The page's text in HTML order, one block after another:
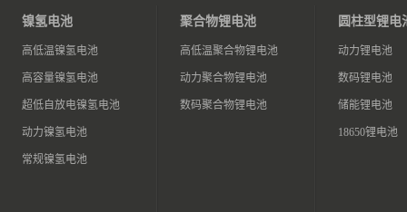
镍氢电池
高低温镍氢电池
高容量镍氢电池
超低自放电镍氢电池
动力镍氢电池
常规镍氢电池
聚合物锂电池
高低温聚合物锂电池
动力聚合物锂电池
数码聚合物锂电池
圆柱型锂电
动力锂电池
数码锂电池
储能锂电池
18650锂电池